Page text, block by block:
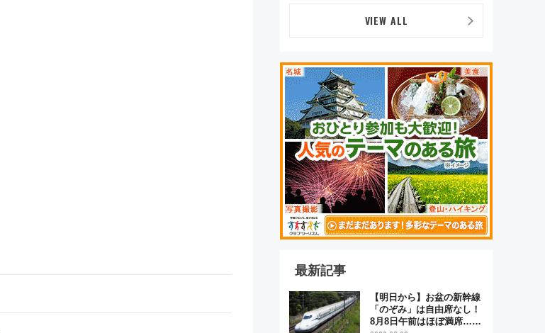
第2弾
VIEW ALL
最新記事
【明日から】お盆の新幹線
「のぞみ」は自由席なし！
8月8日午前はほぼ満席…で